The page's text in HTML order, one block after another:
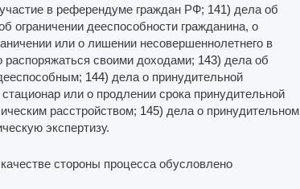
в референдуме граждан РФ; 141) дела об
ограничении дееспособности гражданина, о
или о лишении несовершеннолетнего в
распоряжаться своими доходами; 143) дела об
144) дела о принудительной
или о продлении срока принудительной
расстройством; 145) дела о принудительном
экспертизу.
стороны процесса обусловлено